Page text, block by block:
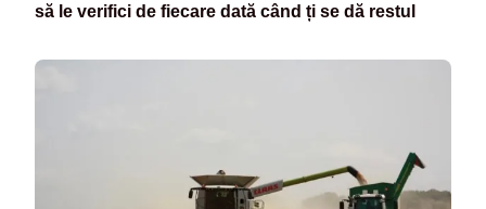
să le verifici de fiecare dată când ți se dă restul